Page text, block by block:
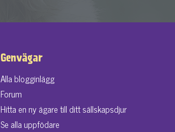
Genvägar
Alla blogginlägg
Forum
Hitta en ny ägare till ditt sällskapsdjur
Se alla uppfödare